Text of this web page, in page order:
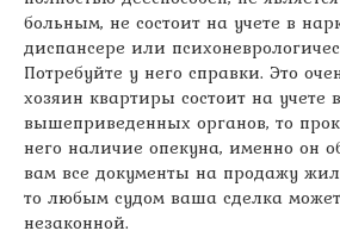
больным, не состоит на учете в
диспансере или
Потребуйте у него справки. Это
хозяин квартиры состоит на учете
вышеприведенных органов, то
него наличие опекуна, именно он
вам все документы на продажу
то любым судом ваша сделка
незаконной.